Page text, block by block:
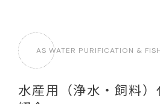
AS WATER PURIFICATION &
水産用（浄水・飼料